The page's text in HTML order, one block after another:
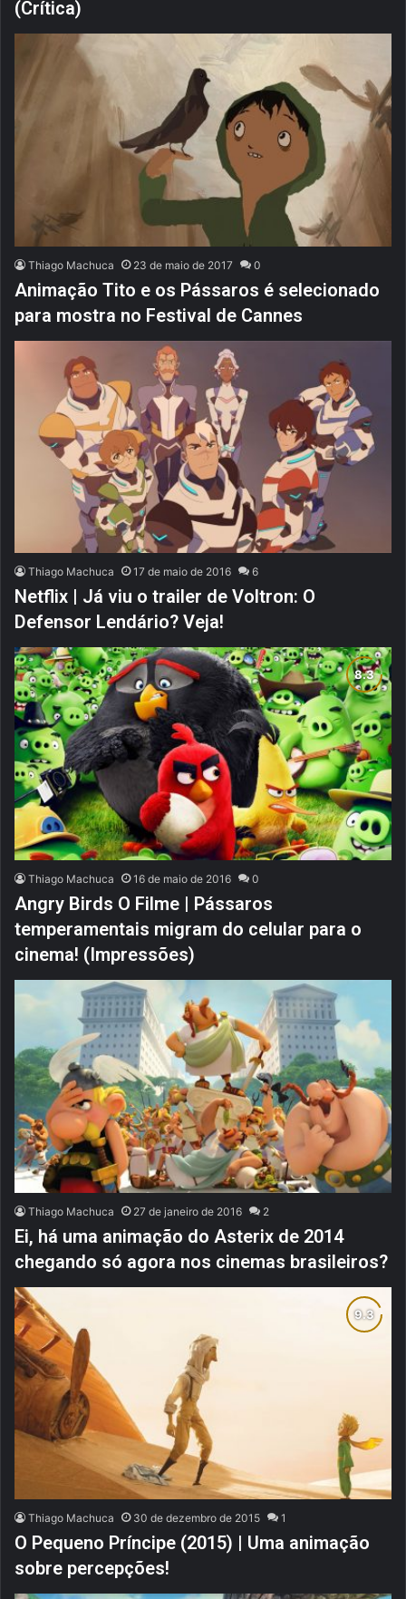
(Crítica)
Thiago Machuca 23 de maio de 2017 0
Animação Tito e os Pássaros é selecionado
para mostra no Festival de Cannes
Thiago Machuca 17 de maio de 2016 6
Netflix | Já viu o trailer de Voltron: O
Defensor Lendário? Veja!
Thiago Machuca 16 de maio de 2016 0
Angry Birds O Filme | Pássaros
temperamentais migram do celular para o
cinema! (Impressões)
Thiago Machuca 27 de janeiro de 2016 2
Ei, há uma animação do Asterix de 2014
chegando só agora nos cinemas brasileiros?
Thiago Machuca 30 de dezembro de 2015 1
O Pequeno Príncipe (2015) | Uma animação
sobre percepções!